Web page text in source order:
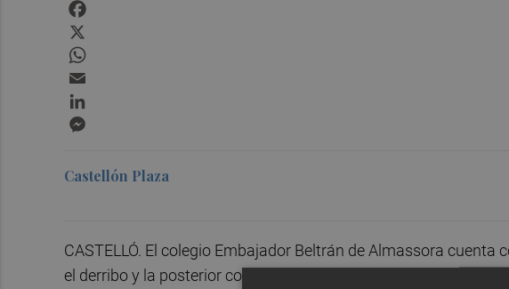
Castellón Plaza
CASTELLÓ. El colegio Embajador Beltrán de Almassora
el derribo y la posterior construcción del centro educativo. De